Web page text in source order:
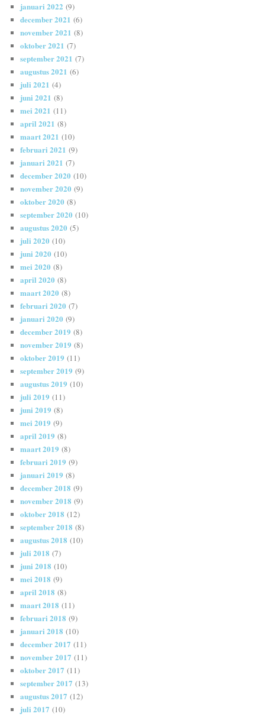
januari 2022 (9)
december 2021 (6)
november 2021 (8)
oktober 2021 (7)
september 2021 (7)
augustus 2021 (6)
juli 2021 (4)
juni 2021 (8)
mei 2021 (11)
april 2021 (8)
maart 2021 (10)
februari 2021 (9)
januari 2021 (7)
december 2020 (10)
november 2020 (9)
oktober 2020 (8)
september 2020 (10)
augustus 2020 (5)
juli 2020 (10)
juni 2020 (10)
mei 2020 (8)
april 2020 (8)
maart 2020 (8)
februari 2020 (7)
januari 2020 (9)
december 2019 (8)
november 2019 (8)
oktober 2019 (11)
september 2019 (9)
augustus 2019 (10)
juli 2019 (11)
juni 2019 (8)
mei 2019 (9)
april 2019 (8)
maart 2019 (8)
februari 2019 (9)
januari 2019 (8)
december 2018 (9)
november 2018 (9)
oktober 2018 (12)
september 2018 (8)
augustus 2018 (10)
juli 2018 (7)
juni 2018 (10)
mei 2018 (9)
april 2018 (8)
maart 2018 (11)
februari 2018 (9)
januari 2018 (10)
december 2017 (11)
november 2017 (11)
oktober 2017 (11)
september 2017 (13)
augustus 2017 (12)
juli 2017 (10)